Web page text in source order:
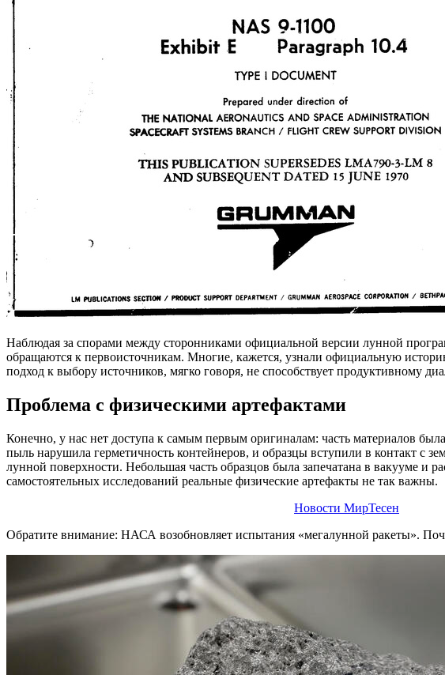
Наблюдая за спорами между сторонниками официальной версии лунной
обращаются к первоисточникам. Многие, кажется, узнали официальную
подход к выбору источников, мягко говоря, не способствует продуктивному
Проблема с физическими артефактами
Конечно, у нас нет доступа к самым первым оригиналам: часть материалов
пыль нарушила герметичность контейнеров, и образцы вступили в контакт с
лунной поверхности. Небольшая часть образцов была запечатана в вакууме и
самостоятельных исследований реальные физические артефакты не так важны.
Новости МирТесен
Обратите внимание: НАСА возобновляет испытания «мегалунной ракеты».